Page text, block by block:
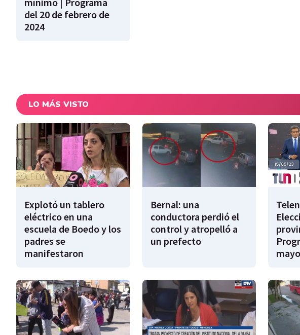
del 20 de febrero de
2024
LO MÁS VISTO
Explotó un tablero
eléctrico en una
escuela de Boedo y los
padres se
manifestaron
Bernal: una
conductora perdió el
control y atropelló a
un prefecto